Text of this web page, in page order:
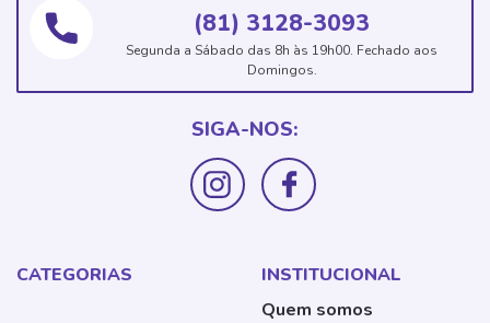
(81) 3128-3093
Segunda a Sábado das 8h às 19h00. Fechado aos
Domingos.
SIGA-NOS:
CATEGORIAS
INSTITUCIONAL
Quem somos